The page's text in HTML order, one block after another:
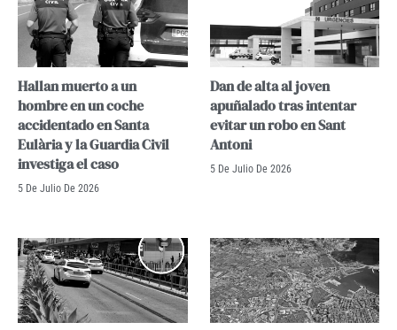
Hallan muerto a un
hombre en un coche
accidentado en Santa
Eulària y la Guardia Civil
investiga el caso
5 De Julio De 2026
Dan de alta al joven
apuñalado tras intentar
evitar un robo en Sant
Antoni
5 De Julio De 2026